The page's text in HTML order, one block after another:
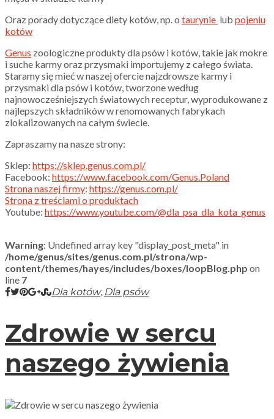
Oraz porady dotyczące diety kotów, np. o taurynie lub pojeniu
kotów
Genus zoologiczne produkty dla psów i kotów, takie jak mokre
i suche karmy oraz przysmaki importujemy z całego świata.
Staramy się mieć w naszej ofercie najzdrowsze karmy i
przysmaki dla psów i kotów, tworzone według
najnowocześniejszych światowych receptur, wyprodukowane z
najlepszych składników w renomowanych fabrykach
zlokalizowanych na całym świecie.
Zapraszamy na nasze strony:
Sklep: https://sklep.genus.com.pl/
Facebook: https://www.facebook.com/Genus.Poland
Strona naszej firmy: https://genus.com.pl/
Strona z treściami o produktach
Youtube: https://www.youtube.com/@dla_psa_dla_kota_genus
Warning: Undefined array key "display_post_meta" in
/home/genus/sites/genus.com.pl/strona/wp-
content/themes/hayes/includes/boxes/loopBlog.php on
line 7
Dla kotów, Dla psów
Zdrowie w sercu
naszego żywienia